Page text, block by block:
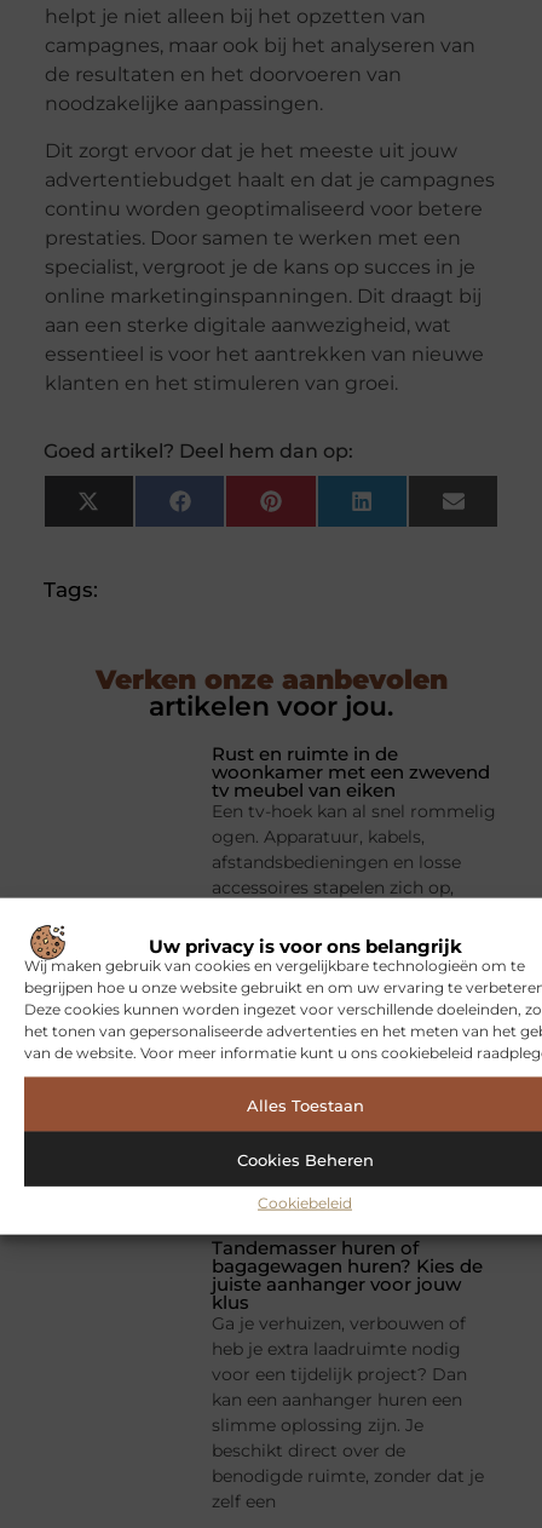
Uw privacy is voor ons belangrijk
Wij maken gebruik van cookies en vergelijkbare technologieën om te
begrijpen hoe u onze website gebruikt en om uw ervaring te
Deze cookies kunnen worden ingezet voor verschillende doeleinden,
het tonen van gepersonaliseerde advertenties en het meten van het
van de website. Voor meer informatie kunt u ons cookiebeleid
Alles Toestaan
Cookies Beheren
Cookiebeleid
helpt je niet alleen bij het opzetten van
campagnes, maar ook bij het analyseren van
de resultaten en het doorvoeren van
noodzakelijke aanpassingen.
Dit zorgt ervoor dat je het meeste uit jouw
advertentiebudget haalt en dat je campagnes
continu worden geoptimaliseerd voor betere
prestaties. Door samen te werken met een
specialist, vergroot je de kans op succes in je
online marketinginspanningen. Dit draagt bij
aan een sterke digitale aanwezigheid, wat
essentieel is voor het aantrekken van nieuwe
klanten en het stimuleren van groei.
Goed artikel? Deel hem dan op:
X
(Twitter)
FacebookPinterestLinkedInEmail
Tags:
Verken onze aanbevolen
artikelen voor jou.
Rust en ruimte in de
woonkamer met een zwevend
tv meubel van eiken
Een tv-hoek kan al snel rommelig
ogen. Apparatuur, kabels,
afstandsbedieningen en losse
accessoires stapelen zich op,
behoefte hebt aan rust. Een
zwevend tv-meubel is dan een
slimme oplossing: het
Tandemasser huren of
bagagewagen huren? Kies de
juiste aanhanger voor jouw
klus
Ga je verhuizen, verbouwen of
heb je extra laadruimte nodig
voor een tijdelijk project? Dan
kan een aanhanger huren een
slimme oplossing zijn. Je
beschikt direct over de
benodigde ruimte, zonder dat je
zelf een